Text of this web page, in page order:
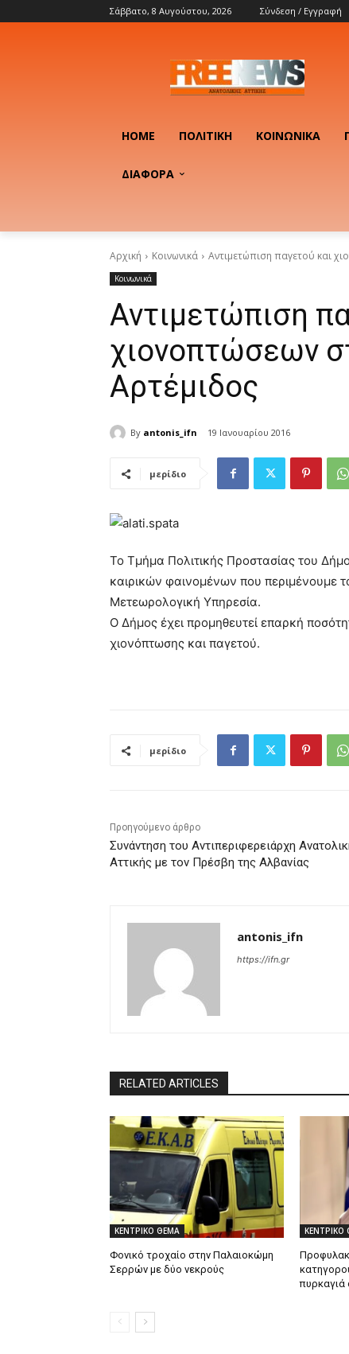
Σάββατο, 8 Αυγούστου, 2026 Σύνδεση / Εγγραφή
HOME ΠΟΛΙΤΙΚΉ ΚΟΙΝΩΝΙΚΆ
ΔΙΑΦΟΡΑ
Αρχική Κοινωνικά Αντιμετώπιση παγετού και
Κοινωνικά
Αντιμετώπιση
χιονοπτώσεων
Αρτέμιδος
By antonis_ifn 19 Ιανουαρίου 2016
μερίδιο
Το Τμήμα Πολιτικής Προστασίας του
καιρικών φαινομένων που περιμένουμε
Μετεωρολογική Υπηρεσία.
Ο Δήμος έχει προμηθευτεί επαρκή
χιονόπτωσης και παγετού.
μερίδιο
Προηγούμενο άρθρο
Συνάντηση του Αντιπεριφερειάρχη
Αττικής με τον Πρέσβη της Αλβανίας
antonis_ifn
https://ifn.gr
RELATED ARTICLES
ΚΕΝΤΡΙΚΟ ΘΕΜΑ
Φονικό τροχαίο στην Παλαιοκώμη
Σερρών με δύο νεκρούς
ΚΕΝΤΡΙΚΟ
πυρκαγιά